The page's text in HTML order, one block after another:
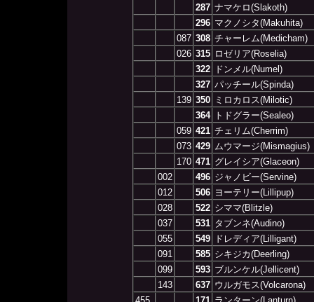
287 ナマケロ(Slakoth)
296 マクノシタ(Makuhita)
087 308 チャーレム(Medicham)
026 315 ロゼリア(Roselia)
322
ドンメル(Numel)
327 パッチール(Spinda)
139 350
ミロカロス(Milotic)
364
トドグラー(Sealeo)
059 421 チェリム(Cherrim)
073 429 ムウマージ(Mismagius)
170 471 グレイシア(Glaceon)
002
496 ジャノビー(Servine)
012
506 ヨーテリー(Lillipup)
028
522 シママ(Blitzle)
037
531 タブンネ(Audino)
055
549
ドレディア(Lilligant)
091
585 シキジカ(Deerling)
099
593 ブルンケル(Jellicent)
143
637 ウルガモス(Volcarona)